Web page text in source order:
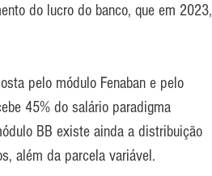
do lucro do banco, que em 2023,
pelo módulo Fenaban e pelo
45% do salário paradigma
BB existe ainda a distribuição
além da parcela variável.